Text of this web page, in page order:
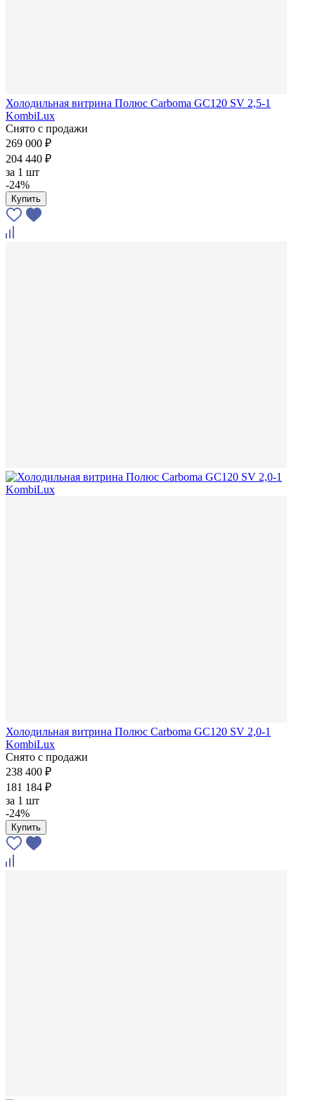
Холодильная витрина Полюс Carboma GC120 SV 2,5-1
KombiLux
Снято с продажи
269 000 ₽
204 440 ₽
за 1 шт
-24%
Купить
Холодильная витрина Полюс Carboma GC120 SV 2,0-1
KombiLux
Снято с продажи
238 400 ₽
181 184 ₽
за 1 шт
-24%
Купить